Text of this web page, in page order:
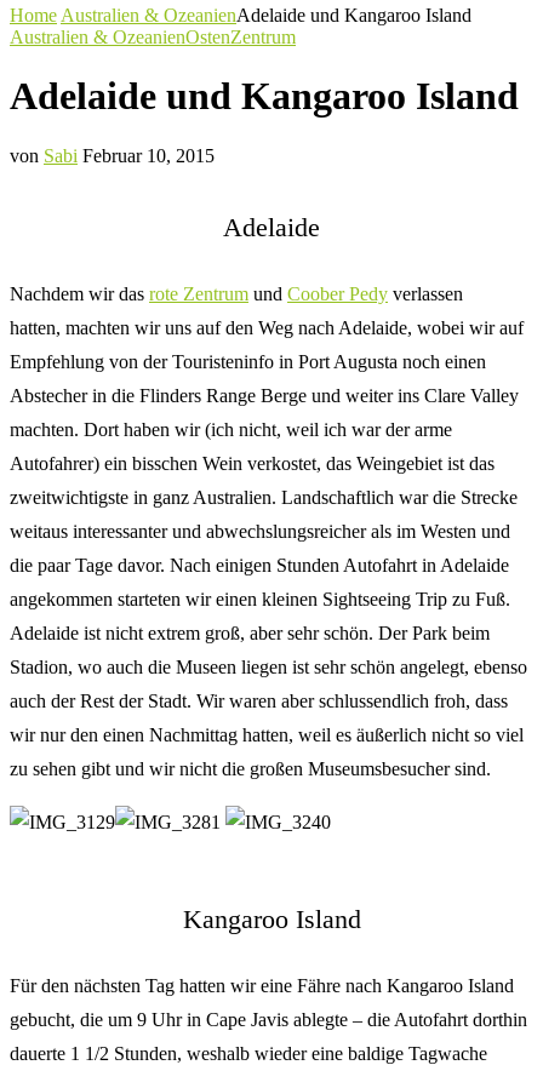
Home Australien & OzeanienAdelaide und Kangaroo Island
Australien & OzeanienOstenZentrum
Adelaide und Kangaroo Island
von Sabi Februar 10, 2015
Adelaide
Nachdem wir das rote Zentrum und Coober Pedy verlassen
hatten, machten wir uns auf den Weg nach Adelaide, wobei wir auf
Empfehlung von der Touristeninfo in Port Augusta noch einen
Abstecher in die Flinders Range Berge und weiter ins Clare Valley
machten. Dort haben wir (ich nicht, weil ich war der arme
Autofahrer) ein bisschen Wein verkostet, das Weingebiet ist das
zweitwichtigste in ganz Australien. Landschaftlich war die Strecke
weitaus interessanter und abwechslungsreicher als im Westen und
die paar Tage davor. Nach einigen Stunden Autofahrt in Adelaide
angekommen starteten wir einen kleinen Sightseeing Trip zu Fuß.
Adelaide ist nicht extrem groß, aber sehr schön. Der Park beim
Stadion, wo auch die Museen liegen ist sehr schön angelegt, ebenso
auch der Rest der Stadt. Wir waren aber schlussendlich froh, dass
wir nur den einen Nachmittag hatten, weil es äußerlich nicht so viel
zu sehen gibt und wir nicht die großen Museumsbesucher sind.
Kangaroo Island
Für den nächsten Tag hatten wir eine Fähre nach Kangaroo Island
gebucht, die um 9 Uhr in Cape Javis ablegte – die Autofahrt dorthin
dauerte 1 1/2 Stunden, weshalb wieder eine baldige Tagwache